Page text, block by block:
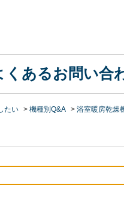
くあるお問い合
たい > 機種別Q&A > 浴室暖房乾燥